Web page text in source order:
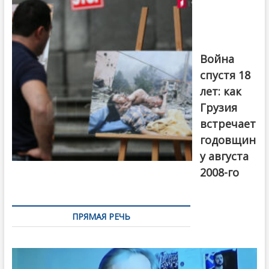
Первый канал
Война
спустя 18
лет: как
Грузия
встречает
годовщин
у августа
2008-го
ПРЯМАЯ РЕЧЬ